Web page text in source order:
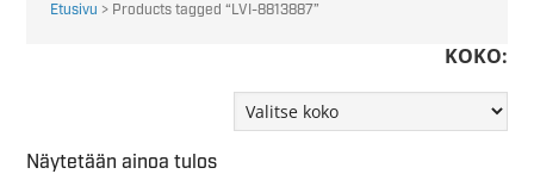
Etusivu > Products tagged “LVI-8813887”
KOKO:
Näytetään ainoa tulos